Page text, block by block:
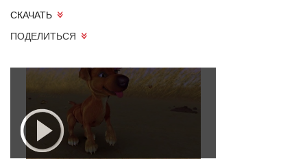
СКАЧАТЬ
ПОДЕЛИТЬСЯ